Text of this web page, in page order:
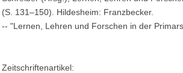
(S. 131–150). Hildesheim: Franzbecker.
-- "Lernen, Lehren und Forschen in der
Zeitschriftenartikel: